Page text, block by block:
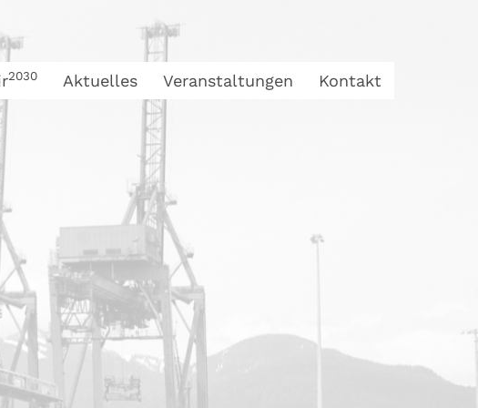
2030 Aktuelles Veranstaltungen Kontakt